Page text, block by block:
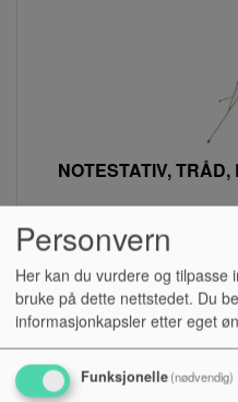
NOTESTATIV,
Kr
Personvern
Her kan du vurdere og tilpasse
bruke på dette nettstedet. Du
informasjonkapsler etter eget
Funksjonelle(nødvendig)